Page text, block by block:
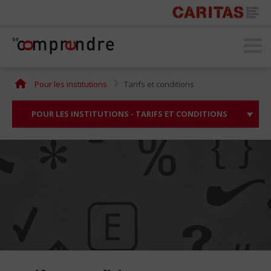
Pour les institutions Tarifs et conditions
POUR LES INSTITUTIONS - TARIFS ET CONDITIONS